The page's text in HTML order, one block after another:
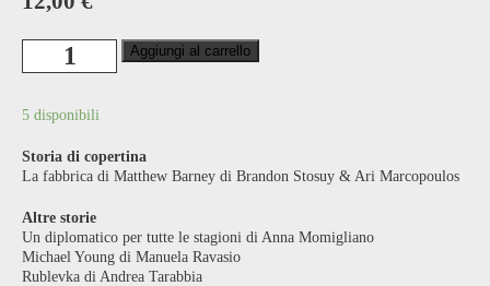
Storia di copertina
La fabbrica di Matthew Barney di Brandon Stosuy & Ari Marcopoulos
Altre storie
Un diplomatico per tutte le stagioni di Anna Momigliano
Michael Young di Manuela Ravasio
Rublevka di Andrea Tarabbia
5 disponibili
Rivista
n°2
Aggiungi al carrello